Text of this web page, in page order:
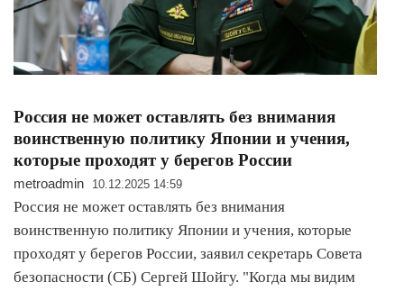
Россия не может оставлять без внимания
воинственную политику Японии и учения,
которые проходят у берегов России
metroadmin 10.12.2025 14:59
Россия не может оставлять без внимания
воинственную политику Японии и учения, которые
проходят у берегов России, заявил секретарь Совета
безопасности (СБ) Сергей Шойгу. "Когда мы видим